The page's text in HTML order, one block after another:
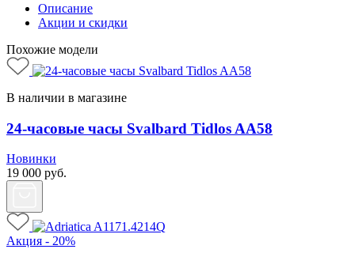
Описание
Акции и скидки
Похожие модели
В наличии в магазине
24-часовые часы Svalbard Tidlos AA58
Новинки
19 000 руб.
Акция - 20%